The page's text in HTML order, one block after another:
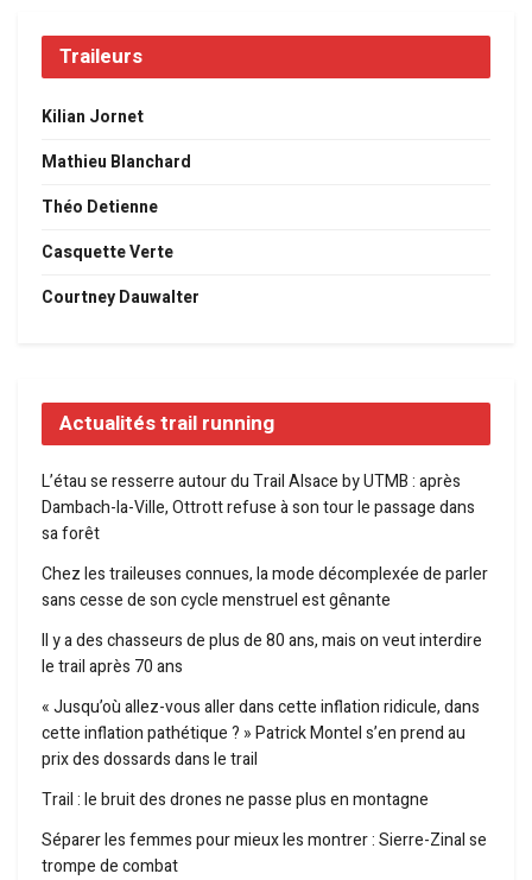
Traileurs
Kilian Jornet
Mathieu Blanchard
Théo Detienne
Casquette Verte
Courtney Dauwalter
Actualités trail running
L’étau se resserre autour du Trail Alsace by UTMB : après
Dambach-la-Ville, Ottrott refuse à son tour le passage dans
sa forêt
Chez les traileuses connues, la mode décomplexée de parler
sans cesse de son cycle menstruel est gênante
Il y a des chasseurs de plus de 80 ans, mais on veut interdire
le trail après 70 ans
« Jusqu’où allez-vous aller dans cette inflation ridicule, dans
cette inflation pathétique ? » Patrick Montel s’en prend au
prix des dossards dans le trail
Trail : le bruit des drones ne passe plus en montagne
Séparer les femmes pour mieux les montrer : Sierre-Zinal se
trompe de combat